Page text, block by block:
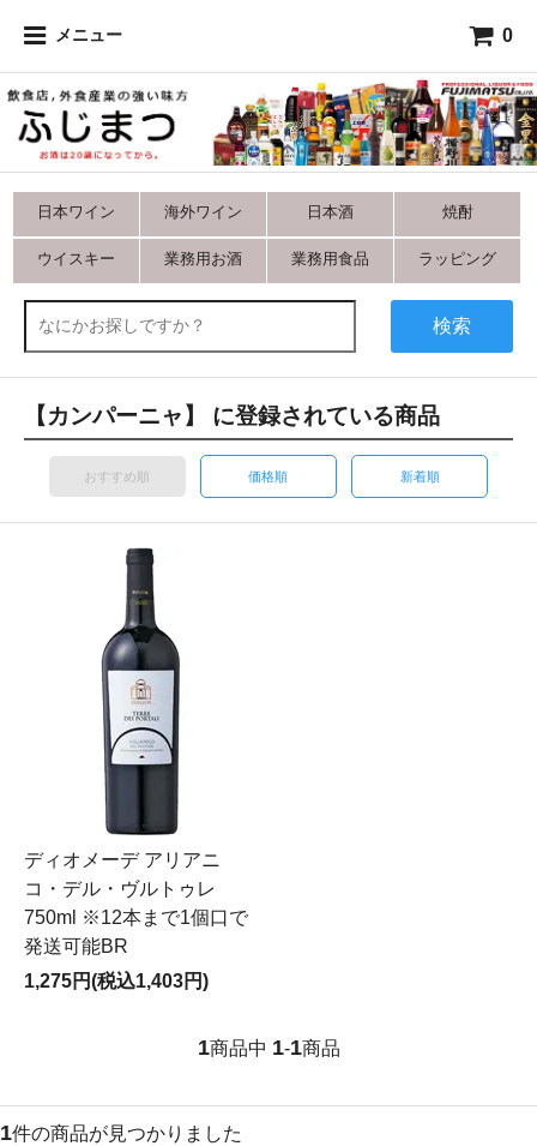
メニュー 0
日本ワイン 海外ワイン 日本酒 焼酎
ウイスキー 業務用お酒 業務用食品 ラッピング
検索
【カンパーニャ】 に登録されている商品
おすすめ順 価格順 新着順
ディオメーデ アリアニ
コ・デル・ヴルトゥレ
750ml ※12本まで1個口で
発送可能BR
1,275円(税込1,403円)
1商品中 1-1商品
1件の商品が見つかりました